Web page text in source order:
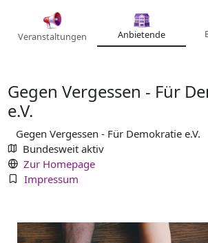
Veranstaltungen Anbietende
Gegen Vergessen - Für
e.V.
Gegen Vergessen - Für Demokratie e.V.
Bundesweit aktiv
Zur Homepage
Impressum